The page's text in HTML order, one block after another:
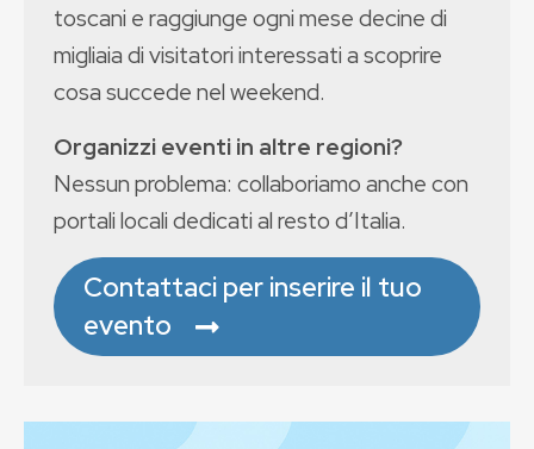
toscani e raggiunge ogni mese decine di
migliaia di visitatori interessati a scoprire
cosa succede nel weekend.
Organizzi eventi in altre regioni?
Nessun problema: collaboriamo anche con
portali locali dedicati al resto d’Italia.
Contattaci per inserire il tuo
evento